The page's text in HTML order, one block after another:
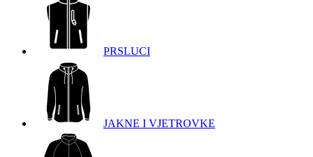
PRSLUCI
JAKNE I VJETROVKE